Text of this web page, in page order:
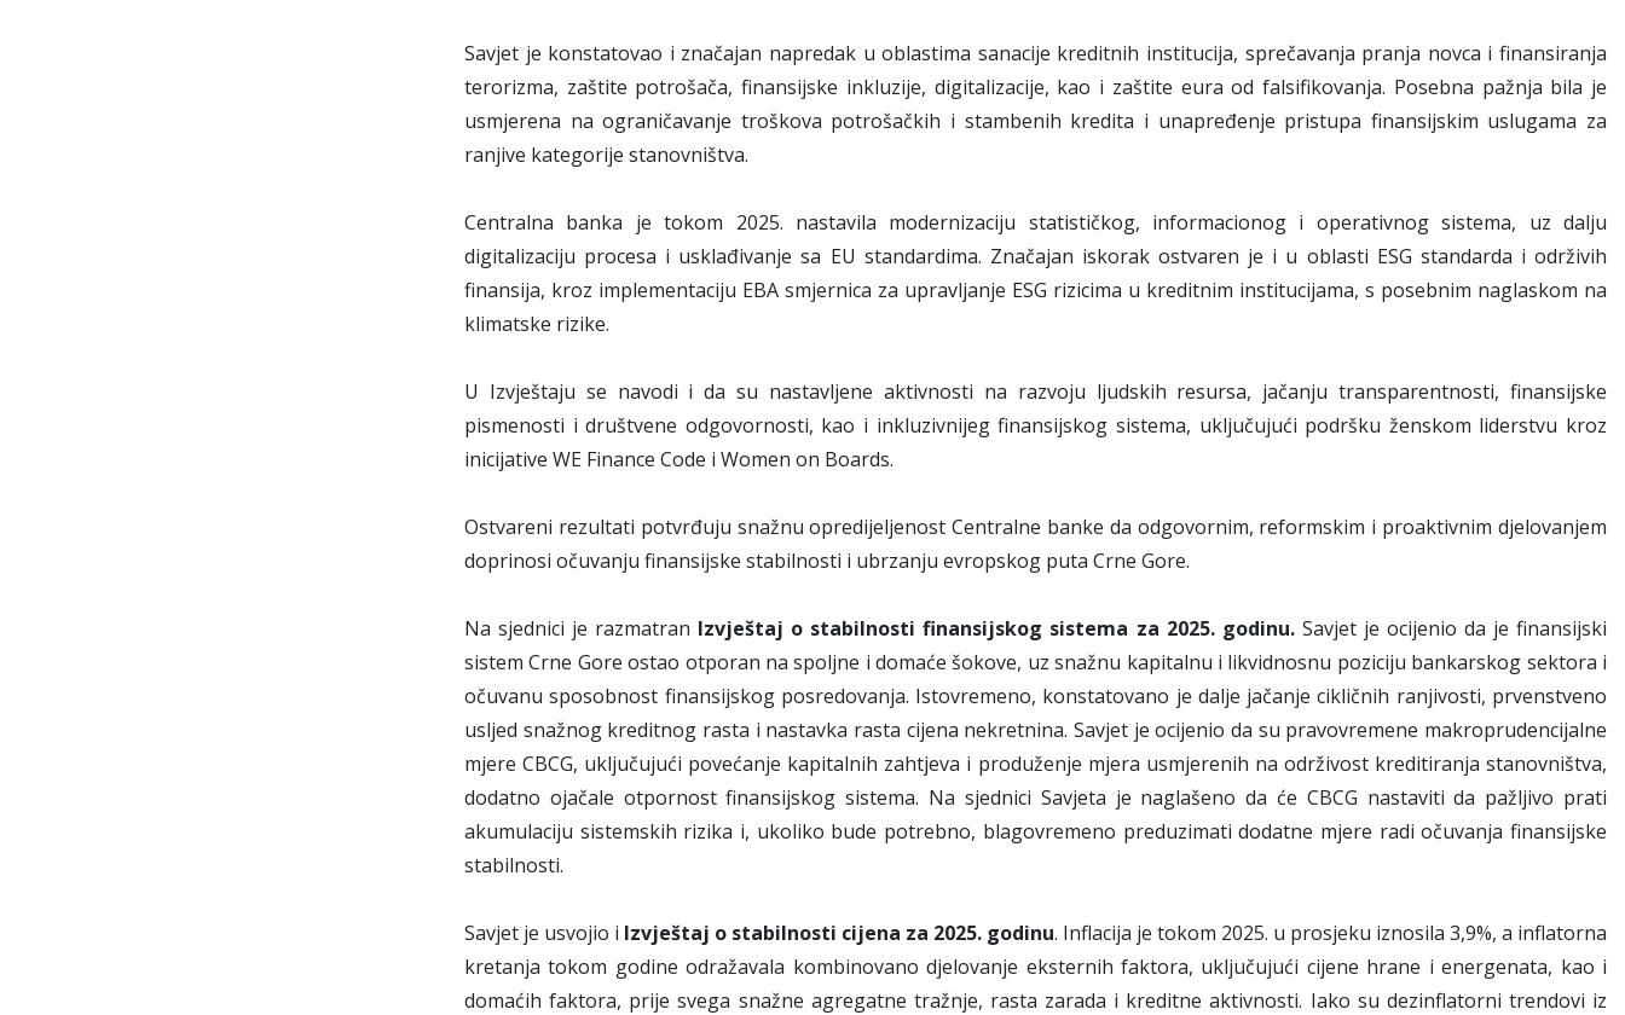
Savjet je konstatovao i značajan napredak u oblastima sanacije kreditnih institucija, sprečavanja pranja novca i finansiranja
terorizma, zaštite potrošača, finansijske inkluzije, digitalizacije, kao i zaštite eura od falsifikovanja. Posebna pažnja bila je
usmjerena na ograničavanje troškova potrošačkih i stambenih kredita i unapređenje pristupa finansijskim uslugama za
ranjive kategorije stanovništva.
Centralna banka je tokom 2025. nastavila modernizaciju statističkog, informacionog i operativnog sistema, uz dalju
digitalizaciju procesa i usklađivanje sa EU standardima. Značajan iskorak ostvaren je i u oblasti ESG standarda i održivih
finansija, kroz implementaciju EBA smjernica za upravljanje ESG rizicima u kreditnim institucijama, s posebnim naglaskom na
klimatske rizike.
U Izvještaju se navodi i da su nastavljene aktivnosti na razvoju ljudskih resursa, jačanju transparentnosti, finansijske
pismenosti i društvene odgovornosti, kao i inkluzivnijeg finansijskog sistema, uključujući podršku ženskom liderstvu kroz
inicijative WE Finance Code i Women on Boards.
Ostvareni rezultati potvrđuju snažnu opredijeljenost Centralne banke da odgovornim, reformskim i proaktivnim djelovanjem
doprinosi očuvanju finansijske stabilnosti i ubrzanju evropskog puta Crne Gore.
Na sjednici je razmatran Izvještaj o stabilnosti finansijskog sistema za 2025. godinu.Savjet je ocijenio da je finansijski
sistem Crne Gore ostao otporan na spoljne i domaće šokove, uz snažnu kapitalnu i likvidnosnu poziciju bankarskog sektora i
očuvanu sposobnost finansijskog posredovanja. Istovremeno, konstatovano je dalje jačanje cikličnih ranjivosti, prvenstveno
usljed snažnog kreditnog rasta i nastavka rasta cijena nekretnina. Savjet je ocijenio da su pravovremene makroprudencijalne
mjere CBCG, uključujući povećanje kapitalnih zahtjeva i produženje mjera usmjerenih na održivost kreditiranja stanovništva,
dodatno ojačale otpornost finansijskog sistema. Na sjednici Savjeta je naglašeno da će CBCG nastaviti da pažljivo prati
akumulaciju sistemskih rizika i, ukoliko bude potrebno, blagovremeno preduzimati dodatne mjere radi očuvanja finansijske
stabilnosti.
Savjet je usvojio i Izvještaj o stabilnosti cijena za 2025. godinu. Inflacija je tokom 2025. u prosjeku iznosila 3,9%, a inflatorna
kretanja tokom godine odražavala kombinovano djelovanje eksternih faktora, uključujući cijene hrane i energenata, kao i
domaćih faktora, prije svega snažne agregatne tražnje, rasta zarada i kreditne aktivnosti. Iako su dezinflatorni trendovi iz